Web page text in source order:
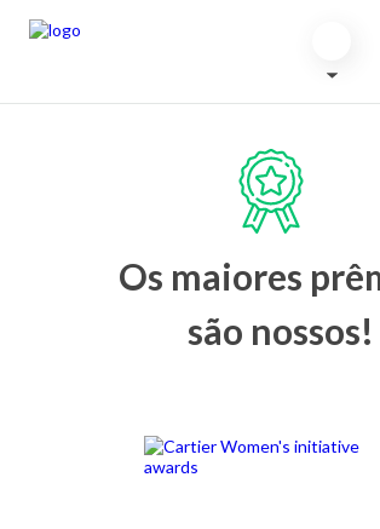
Os maiores
são nossos!